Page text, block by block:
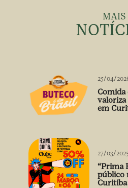
MAIS
25/04/
Comida
valoriza
em
27/03/2025
“Prima
público